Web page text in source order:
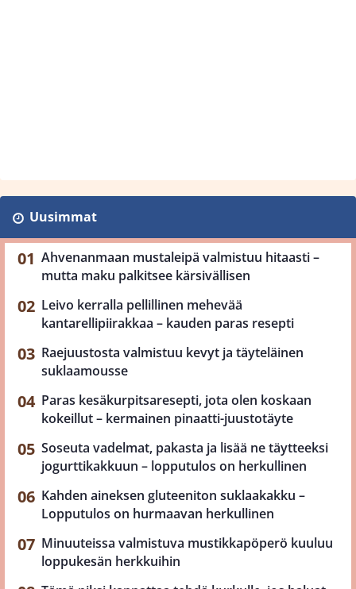
Uusimmat
Ahvenanmaan mustaleipä valmistuu hitaasti –
mutta maku palkitsee kärsivällisen
Leivo kerralla pellillinen mehevää
kantarellipiirakkaa – kauden paras resepti
Raejuustosta valmistuu kevyt ja täyteläinen
suklaamousse
Paras kesäkurpitsaresepti, jota olen koskaan
kokeillut – kermainen pinaatti-juustotäyte
Soseuta vadelmat, pakasta ja lisää ne täytteeksi
jogurttikakkuun – lopputulos on herkullinen
Kahden aineksen gluteeniton suklaakakku –
Lopputulos on hurmaavan herkullinen
Minuuteissa valmistuva mustikkapöperö kuuluu
loppukesän herkkuihin